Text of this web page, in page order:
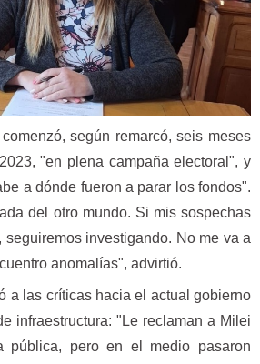
según remarcó, seis meses
"en plena campaña electoral", y
a dónde fueron a parar los fondos".
del otro mundo. Si mis sospechas
seguiremos investigando. No me va a
anomalías", advirtió.
a las críticas hacia el actual gobierno
infraestructura: "Le reclaman a Milei
pública, pero en el medio pasaron